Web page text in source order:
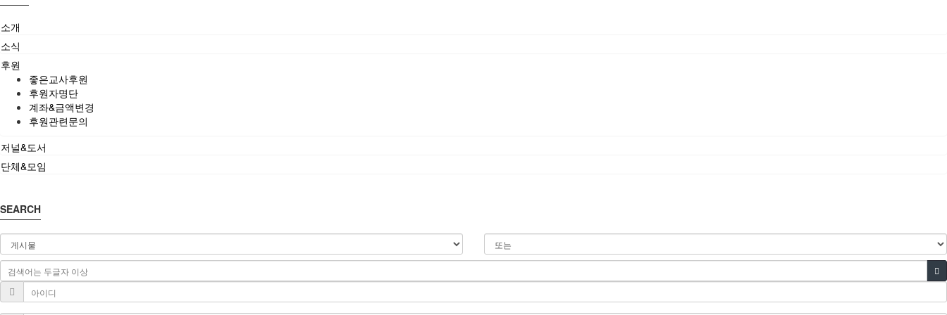
소개
소식
후원
좋은교사후원
후원자명단
계좌&금액변경
후원관련문의
저널&도서
단체&모임
SEARCH